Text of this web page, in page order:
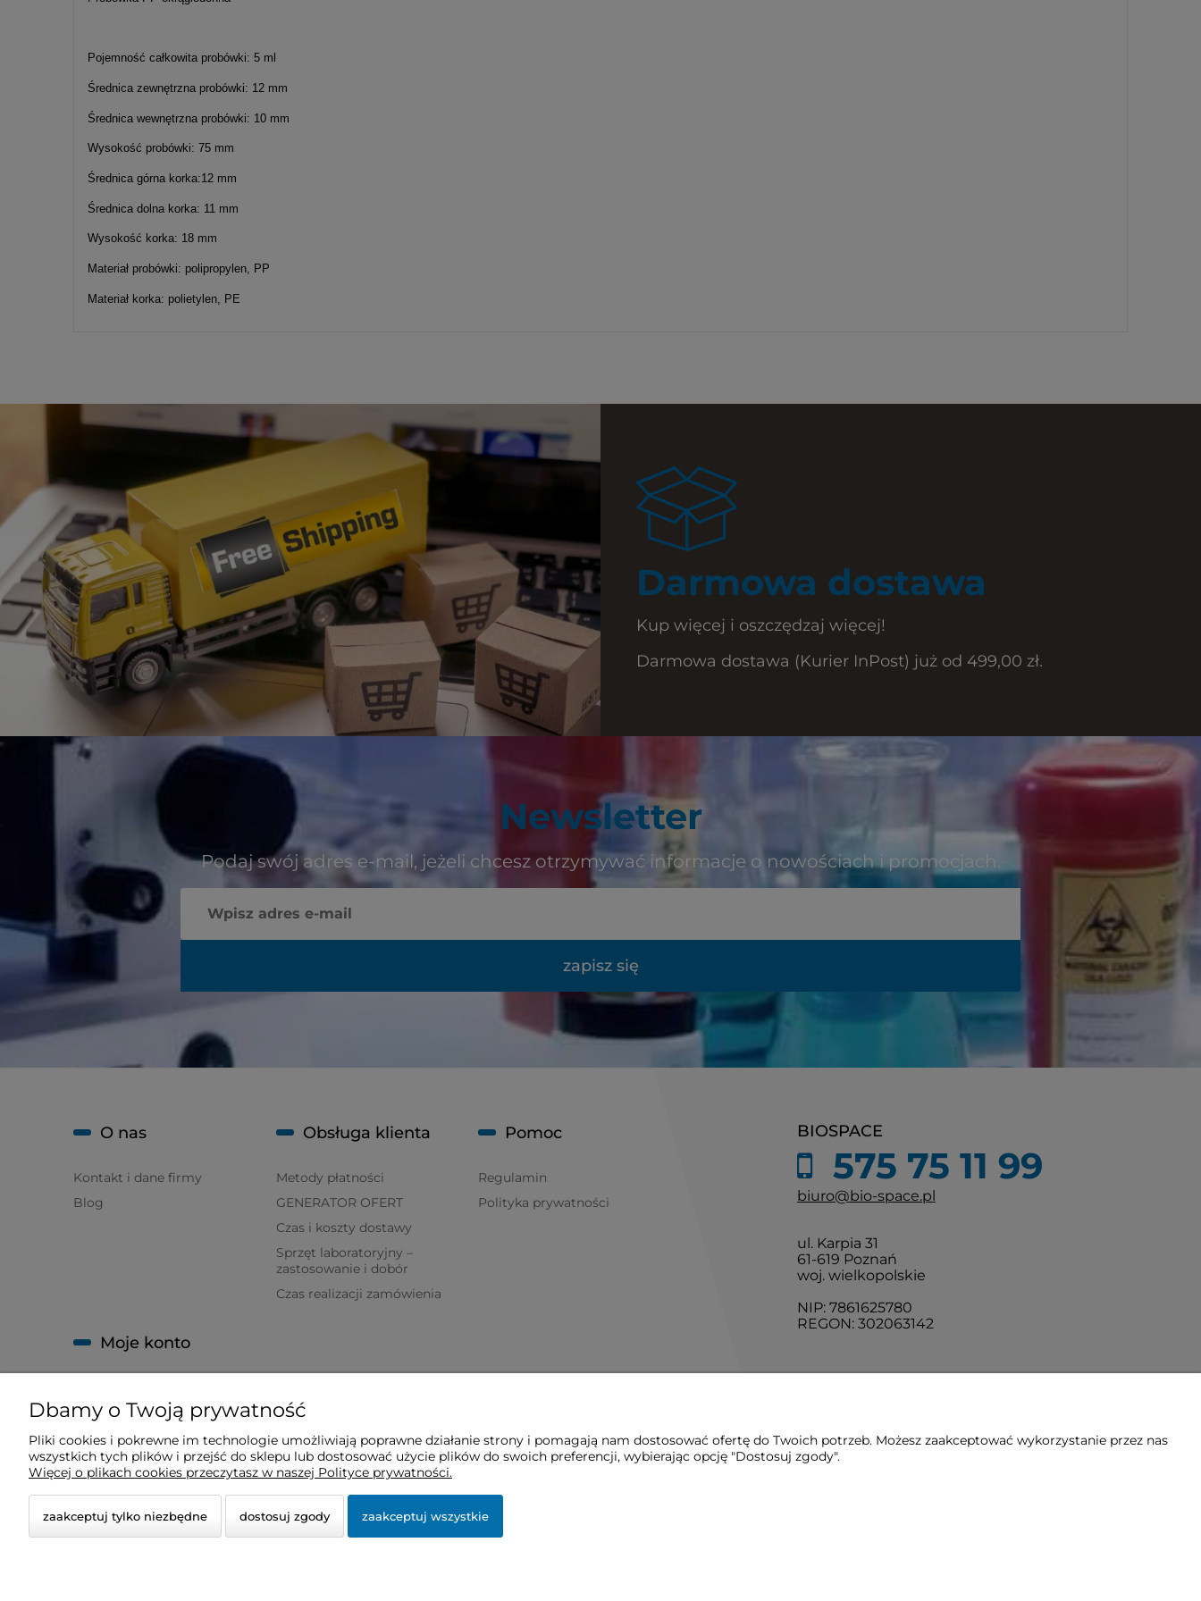
Pojemność całkowita probówki: 5 ml
Średnica zewnętrzna probówki: 12 mm
Średnica wewnętrzna probówki: 10 mm
Wysokość probówki: 75 mm
Średnica górna korka:12 mm
Średnica dolna korka: 11 mm
Wysokość korka: 18 mm
Materiał probówki: polipropylen, PP
Materiał korka: polietylen, PE
Darmowa dostawa
Kup więcej i oszczędzaj więcej!
Darmowa dostawa (Kurier InPost) już od 499,00 zł.
Newsletter
Podaj swój adres e-mail, jeżeli chcesz otrzymywać informacje o nowościach i promocjach.
zapisz się
BIOSPACE
575 75 11 99
biuro@bio-space.pl
ul. Karpia 31
61-619 Poznań
woj. wielkopolskie
NIP: 7861625780
REGON: 302063142
O nas
Kontakt i dane firmy
Blog
Obsługa klienta
Metody płatności
GENERATOR OFERT
Czas i koszty dostawy
Sprzęt laboratoryjny –
zastosowanie i dobór
Czas realizacji zamówienia
Pomoc
Regulamin
Polityka prywatności
Moje konto
Ustawienia konta
Ulubione
Ustawienia plików cookies
Dbamy o Twoją prywatność
Pliki cookies i pokrewne im technologie umożliwiają poprawne działanie strony i pomagają nam dostosować ofertę do Twoich potrzeb. Możesz zaakceptować wykorzystanie przez nas
wszystkich tych plików i przejść do sklepu lub dostosować użycie plików do swoich preferencji, wybierając opcję "Dostosuj zgody".
Więcej o plikach cookies przeczytasz w naszej Polityce prywatności.
zaakceptuj tylko niezbędne dostosuj zgody zaakceptuj wszystkie